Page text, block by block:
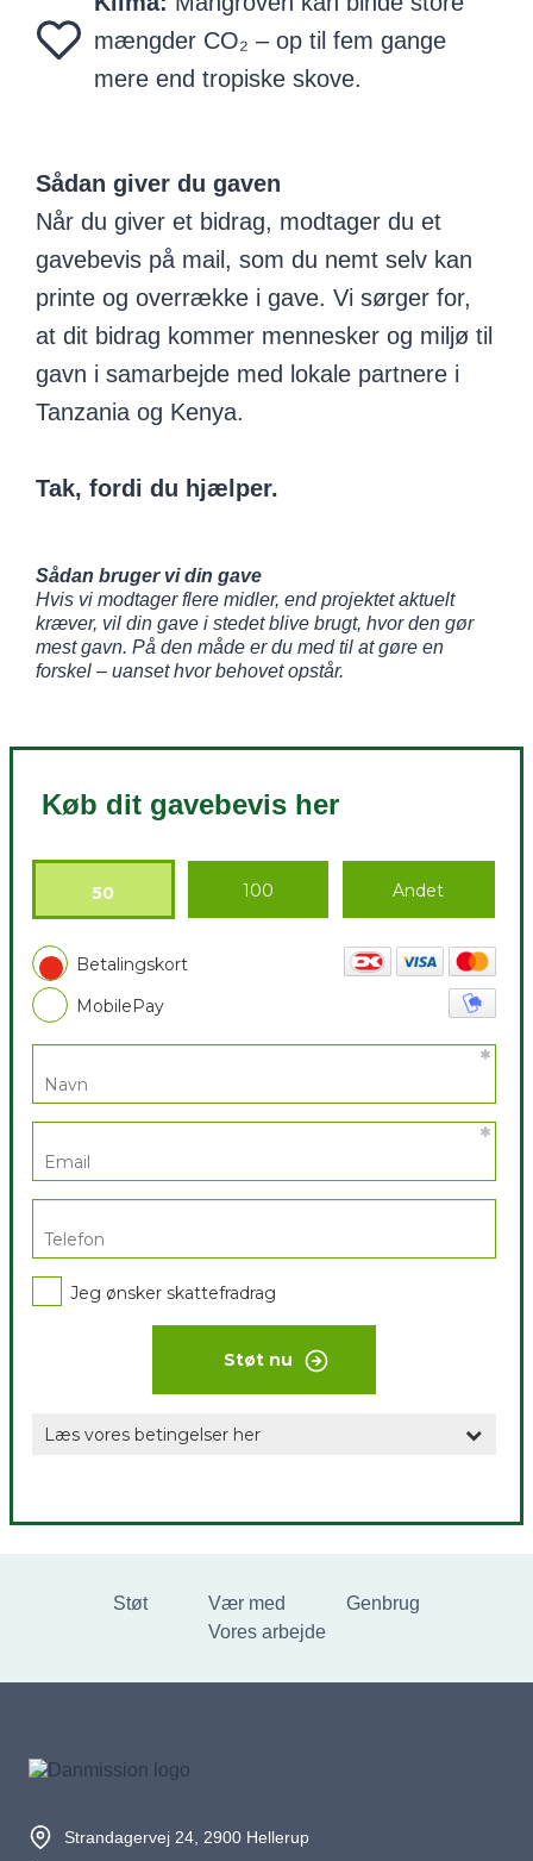
mængder CO₂ – op til fem gange
mere end tropiske skove.
Sådan giver du gaven
Når du giver et bidrag, modtager du et
gavebevis på mail, som du nemt selv kan
printe og overrække i gave. Vi sørger for,
at dit bidrag kommer mennesker og miljø til
gavn i samarbejde med lokale partnere i
Tanzania og Kenya.
Tak, fordi du hjælper.
Sådan bruger vi din gave
Hvis vi modtager flere midler, end projektet aktuelt
kræver, vil din gave i stedet blive brugt, hvor den gør
mest gavn. På den måde er du med til at gøre en
forskel – uanset hvor behovet opstår.
Køb dit gavebevis her
Støt Vær med
Genbrug
Vores arbejde
Strandagervej 24, 2900 Hellerup